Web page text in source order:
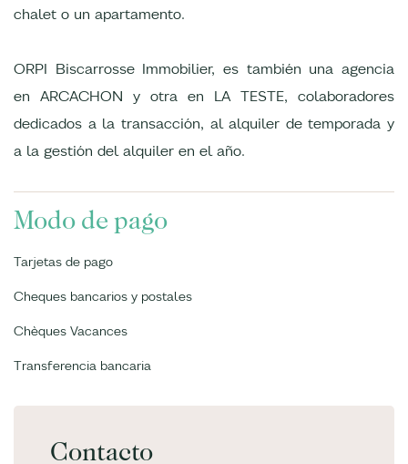
chalet o un apartamento.
ORPI Biscarrosse Immobilier, es también una agencia
en ARCACHON y otra en LA TESTE, colaboradores
dedicados a la transacción, al alquiler de temporada y
a la gestión del alquiler en el año.
Modo de pago
Tarjetas de pago
Cheques bancarios y postales
Chèques Vacances
Transferencia bancaria
Contacto